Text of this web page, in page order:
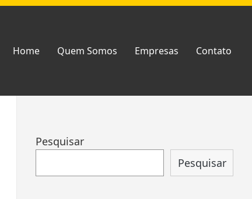
Home Quem Somos Empresas Contato
Ir
rodapé
Pesquisar
Pesquisar